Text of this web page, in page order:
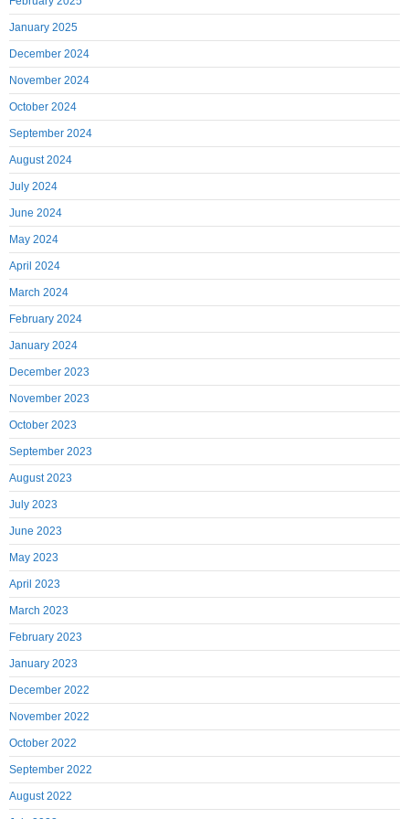
January 2025
December 2024
November 2024
October 2024
September 2024
August 2024
July 2024
June 2024
May 2024
April 2024
March 2024
February 2024
January 2024
December 2023
November 2023
October 2023
September 2023
August 2023
July 2023
June 2023
May 2023
April 2023
March 2023
February 2023
January 2023
December 2022
November 2022
October 2022
September 2022
August 2022